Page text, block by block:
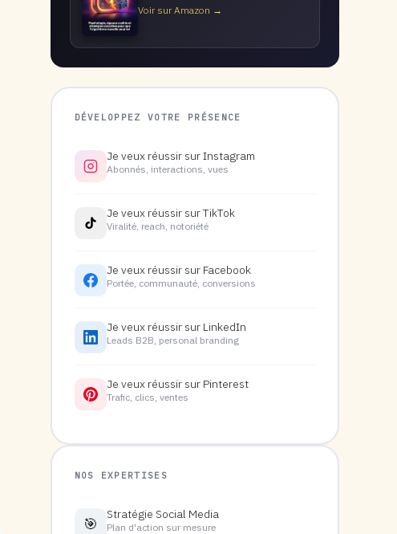
Voir sur Amazon →
DÉVELOPPEZ VOTRE PRÉSENCE
Je veux réussir sur Instagram
Abonnés, interactions, vues
Je veux réussir sur TikTok
Viralité, reach, notoriété
Je veux réussir sur Facebook
Portée, communauté, conversions
Je veux réussir sur LinkedIn
Leads B2B, personal branding
Je veux réussir sur Pinterest
Trafic, clics, ventes
NOS EXPERTISES
🎯
Stratégie Social Media
Plan d'action sur mesure